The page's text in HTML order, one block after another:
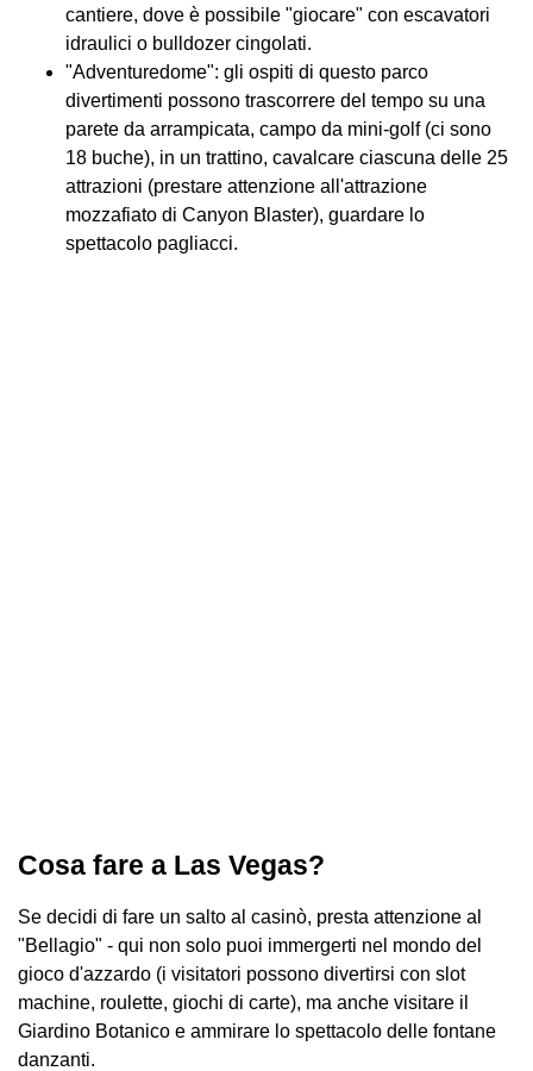
cantiere, dove è possibile "giocare" con escavatori
idraulici o bulldozer cingolati.
"Adventuredome": gli ospiti di questo parco
divertimenti possono trascorrere del tempo su una
parete da arrampicata, campo da mini-golf (ci sono
18 buche), in un trattino, cavalcare ciascuna delle 25
attrazioni (prestare attenzione all'attrazione
mozzafiato di Canyon Blaster), guardare lo
spettacolo pagliacci.
Cosa fare a Las Vegas?
Se decidi di fare un salto al casinò, presta attenzione al
"Bellagio" - qui non solo puoi immergerti nel mondo del
gioco d'azzardo (i visitatori possono divertirsi con slot
machine, roulette, giochi di carte), ma anche visitare il
Giardino Botanico e ammirare lo spettacolo delle fontane
danzanti.